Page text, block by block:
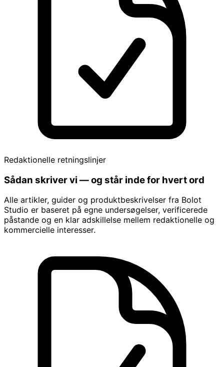
Redaktionelle retningslinjer
Sådan skriver vi — og står inde for hvert ord
Alle artikler, guider og produktbeskrivelser fra Bolot
Studio er baseret på egne undersøgelser, verificerede
påstande og en klar adskillelse mellem redaktionelle og
kommercielle interesser.